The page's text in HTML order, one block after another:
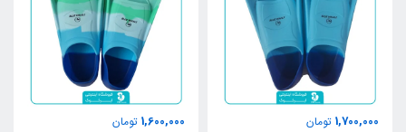
1,700,000 تومان
1,600,000 تومان